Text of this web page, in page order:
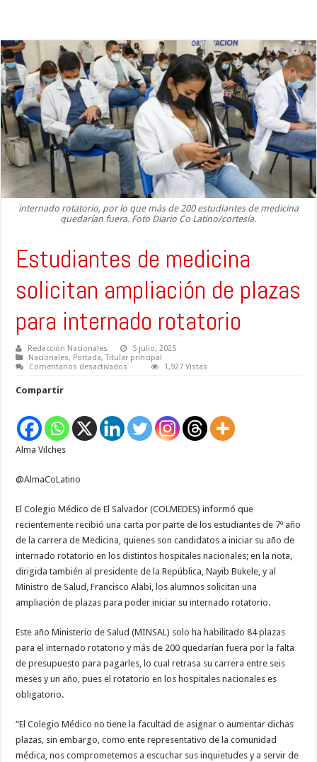
internado rotatorio, por lo que más de 200 estudiantes de medicina
quedarían fuera. Foto Diario Co Latino/cortesía.
Estudiantes de medicina
solicitan ampliación de plazas
para internado rotatorio
Redacción Nacionales
5 julio, 2025
Nacionales, Portada,Titular principal
Comentarios desactivados
de
plazas
para
1,927 Vistas
Compartir
Alma Vilches
@AlmaCoLatino
El Colegio Médico de El Salvador (COLMEDES) informó que
recientemente recibió una carta por parte de los estudiantes de 7º año
de la carrera de Medicina, quienes son candidatos a iniciar su año de
internado rotatorio en los distintos hospitales nacionales; en la nota,
dirigida también al presidente de la República, Nayib Bukele, y al
Ministro de Salud, Francisco Alabi, los alumnos solicitan una
ampliación de plazas para poder iniciar su internado rotatorio.
Este año Ministerio de Salud (MINSAL) solo ha habilitado 84 plazas
para el internado rotatorio y más de 200 quedarían fuera por la falta
de presupuesto para pagarles, lo cual retrasa su carrera entre seis
meses y un año, pues el rotatorio en los hospitales nacionales es
obligatorio.
“El Colegio Médico no tiene la facultad de asignar o aumentar dichas
plazas, sin embargo, como ente representativo de la comunidad
médica, nos comprometemos a escuchar sus inquietudes y a servir de